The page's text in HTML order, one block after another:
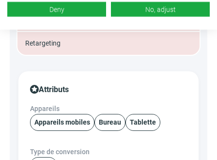
Social Media
Retargeting
Attributs
Appareils
Appareils mobiles
Bureau Tablette
Type de conversion
Deny No, adjust